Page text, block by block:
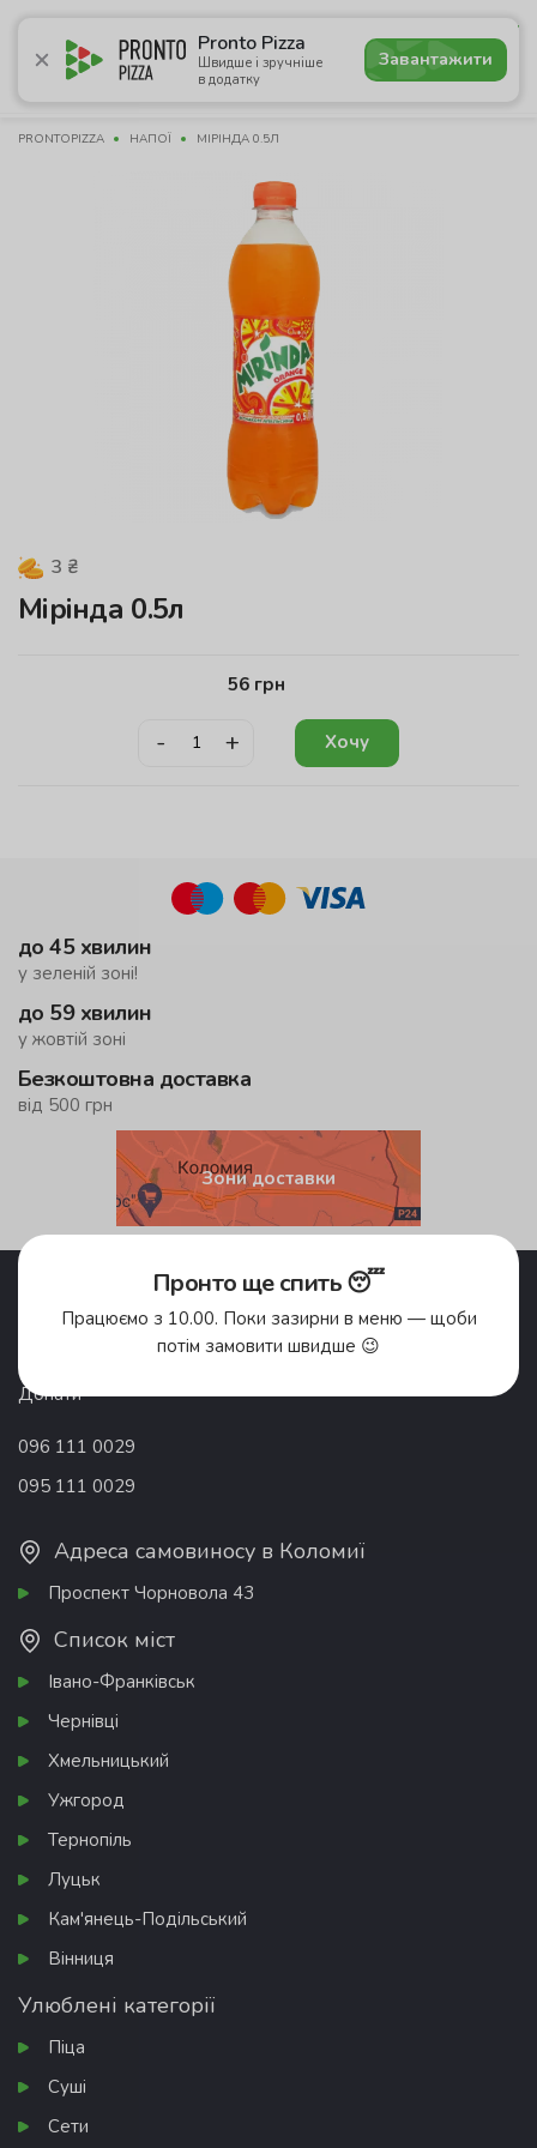
Pronto Pizza
Швидше і зручніше
в додатку
Завантажити
5.0
Акції Піца Суші Сети Напої Пасти
PRONTOPIZZA НАПОЇ МІРІНДА 0.5Л
3 ₴
Мірінда 0.5л
56 грн
- + Хочу
до 45 хвилин
у зеленій зоні!
до 59 хвилин
у жовтій зоні
Безкоштовна доставка
від 500 грн
Зони доставки
Pronto Club
Доставка їжі
Відгуки
Франшиза
Вакансії
Донати
096 111 0029
095 111 0029
Адреса самовиносу в Коломиї
Проспект Чорновола 43
Список міст
Івано-Франківськ
Чернівці
Хмельницький
Ужгород
Тернопіль
Луцьк
Кам'янець-Подільський
Вінниця
Улюблені категорії
Піца
Суші
Сети
Пронто ще спить 😴
Працюємо з 10.00. Поки зазирни в меню — щоби
потім замовити швидше 😉